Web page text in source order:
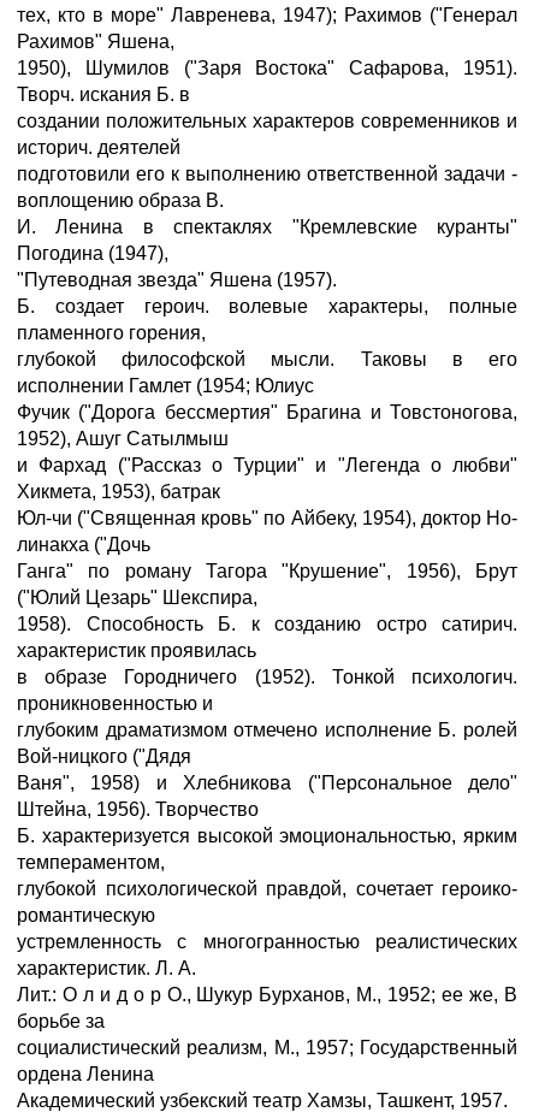
тех, кто в море" Лавренева, 1947); Рахимов ("Генерал
Рахимов" Яшена,
1950), Шумилов ("Заря Востока" Сафарова, 1951).
Творч. искания Б. в
создании положительных характеров современников и
историч. деятелей
подготовили его к выполнению ответственной задачи -
воплощению образа В.
И. Ленина в спектаклях "Кремлевские куранты"
Погодина (1947),
"Путеводная звезда" Яшена (1957).
Б. создает героич. волевые характеры, полные
пламенного горения,
глубокой философской мысли. Таковы в его
исполнении Гамлет (1954; Юлиус
Фучик ("Дорога бессмертия" Брагина и Товстоногова,
1952), Ашуг Сатылмыш
и Фархад ("Рассказ о Турции" и "Легенда о любви"
Хикмета, 1953), батрак
Юл-чи ("Священная кровь" по Айбеку, 1954), доктор Но-
линакха ("Дочь
Ганга" по роману Тагора "Крушение", 1956), Брут
("Юлий Цезарь" Шекспира,
1958). Способность Б. к созданию остро сатирич.
характеристик проявилась
в образе Городничего (1952). Тонкой психологич.
проникновенностью и
глубоким драматизмом отмечено исполнение Б. ролей
Вой-ницкого ("Дядя
Ваня", 1958) и Хлебникова ("Персональное дело"
Штейна, 1956). Творчество
Б. характеризуется высокой эмоциональностью, ярким
темпераментом,
глубокой психологической правдой, сочетает героико-
романтическую
устремленность с многогранностью реалистических
характеристик. Л. А.
Лит.: О л и д о р О., Шукур Бурханов, М., 1952; ее же, В
борьбе за
социалистический реализм, М., 1957; Государственный
ордена Ленина
Академический узбекский театр Хамзы, Ташкент, 1957.